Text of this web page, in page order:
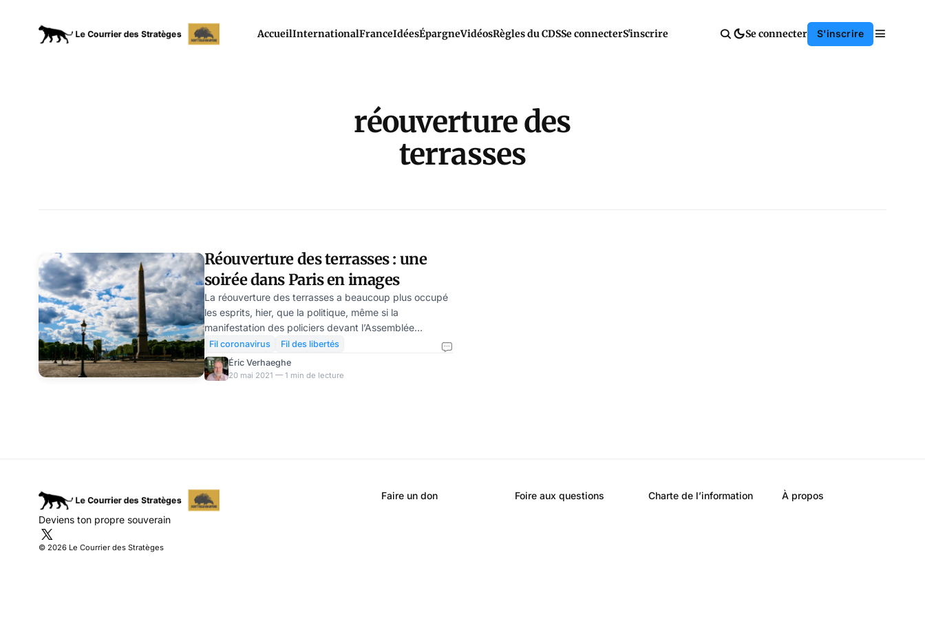
AccueilInternationalFranceIdéesÉpargneVidéosRègles du CDSSe connecterS'inscrire Se connecter S'inscrire
réouverture des
terrasses
Réouverture des terrasses : une
soirée dans Paris en images
La réouverture des terrasses a beaucoup plus occupé
les esprits, hier, que la politique, même si la
manifestation des policiers devant l’Assemblée
Nationale a attiré la foule. Nous avons rassemblé pour
vous quelques images des rues de Paris qui ont
retrouvé un peu de leur animation d’antan…
Fil coronavirus
Fil des libertés
Éric Verhaeghe
20 mai 2021 — 1 min de lecture
Deviens ton propre souverain
© 2026 Le Courrier des Stratèges
Faire un don Foire aux questions Charte de l’information À propos